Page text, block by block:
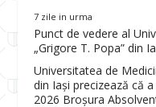
7 zile in urma
Punct de vedere al
„Grigore T. Popa” din
Universitatea de
din Iași precizează că
2026 Broșura